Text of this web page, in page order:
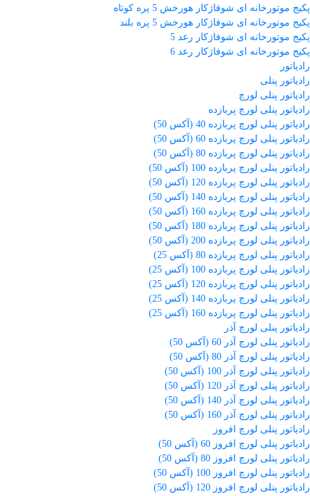
پکیج موتورخانه ای شوفاژکار هورخش 5 پره کوتاه
پکیج موتورخانه ای شوفاژکار هورخش 5 پره بلند
پکیج موتورخانه ای شوفاژکار رعد 5
پکیج موتورخانه ای شوفاژکار رعد 6
رادیاتور
رادیاتور پنلی
رادیاتور پنلی لورچ
رادیاتور پنلی لورچ پربازده
رادیاتور پنلی لورچ پربازده 40 (آکس 50)
رادیاتور پنلی لورچ پربازده 60 (آکس 50)
رادیاتور پنلی لورچ پربازده 80 (آکس 50)
رادیاتور پنلی لورچ پربازده 100 (آکس 50)
رادیاتور پنلی لورچ پربازده 120 (آکس 50)
رادیاتور پنلی لورچ پربازده 140 (آکس 50)
رادیاتور پنلی لورچ پربازده 160 (آکس 50)
رادیاتور پنلی لورچ پربازده 180 (آکس 50)
رادیاتور پنلی لورچ پربازده 200 (آکس 50)
رادیاتور پنلی لورچ پربازده 80 (آکس 25)
رادیاتور پنلی لورچ پربازده 100 (آکس 25)
رادیاتور پنلی لورچ پربازده 120 (آکس 25)
رادیاتور پنلی لورچ پربازده 140 (آکس 25)
رادیاتور پنلی لورچ پربازده 160 (آکس 25)
رادیاتور پنلی لورچ آذر
رادیاتور پنلی لورچ آذر 60 (آکس 50)
رادیاتور پنلی لورچ آذر 80 (آکس 50)
رادیاتور پنلی لورچ آذر 100 (آکس 50)
رادیاتور پنلی لورچ آذر 120 (آکس 50)
رادیاتور پنلی لورچ آذر 140 (آکس 50)
رادیاتور پنلی لورچ آذر 160 (آکس 50)
رادیاتور پنلی لورچ افروز
رادیاتور پنلی لورچ افروز 60 (آکس 50)
رادیاتور پنلی لورچ افروز 80 (آکس 50)
رادیاتور پنلی لورچ افروز 100 (آکس 50)
رادیاتور پنلی لورچ افروز 120 (آکس 50)